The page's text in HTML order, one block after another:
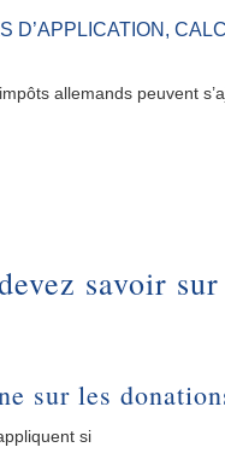
D’APPLICATION,
allemands peuvent
savoir
sur les
si